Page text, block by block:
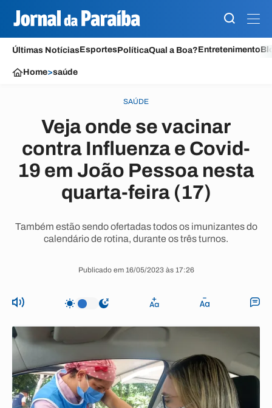
Últimas NotíciasEsportesPolíticaQual a Boa?Entretenimento
Home>saúde
SAÚDE
Veja onde se vacinar
contra Influenza e Covid-
19 em João Pessoa nesta
quarta-feira (17)
Também estão sendo ofertadas todos os imunizantes do
calendário de rotina, durante os três turnos.
Publicado em 16/05/2023 às 17:26